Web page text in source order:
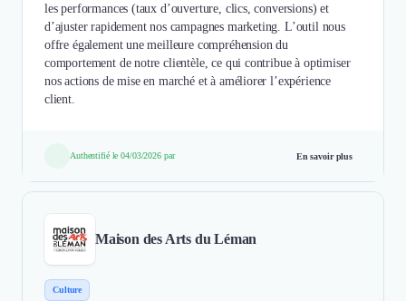
les performances (taux d’ouverture, clics, conversions) et
d’ajuster rapidement nos campagnes marketing. L’outil nous
offre également une meilleure compréhension du
comportement de notre clientèle, ce qui contribue à optimiser
nos actions de mise en marché et à améliorer l’expérience
client.
Authentifié le 04/03/2026 par En savoir plus
Maison des Arts du Léman
Culture